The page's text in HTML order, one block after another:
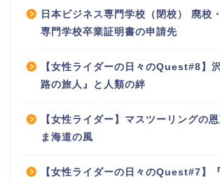
日本ビジネス専門学校（閉校） 廃校
専門学校卒業証明書の申請先
【女性ライダーの日々のQuest#8】
路の旅人』と人類の絆
【女性ライダー】マスツーリングの
ま海道の風
【女性ライダーの日々のQuest#7】